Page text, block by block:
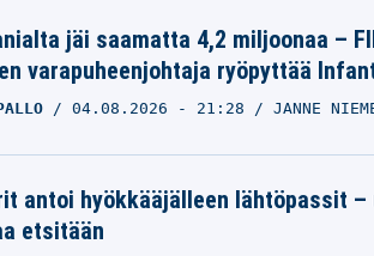
jäi saamatta 4,2 miljoonaa –
varapuheenjohtaja ryöpyttää
04.08.2026 - 21:28 JANNE
antoi hyökkääjälleen lähtöpassit –
etsitään